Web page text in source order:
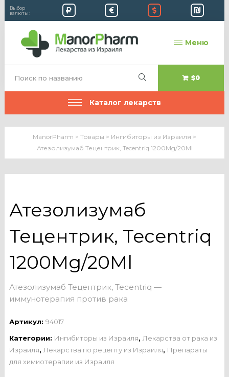
Выбор
валюты:
Меню
$0
Каталог лекарств
ManorPharm > Товары > Ингибиторы из Израиля >
Атезолизумаб Тецентрик, Tecentriq 1200Mg/20Ml
Атезолизумаб
Тецентрик, Tecentriq
1200Mg/20Ml
Атезолизумаб Тецентрик, Tecentriq —
иммунотерапия против рака
Артикул: 94017
Категории: Ингибиторы из Израиля, Лекарства от рака из
Израиля, Лекарства по рецепту из Израиля, Препараты
для химиотерапии из Израиля